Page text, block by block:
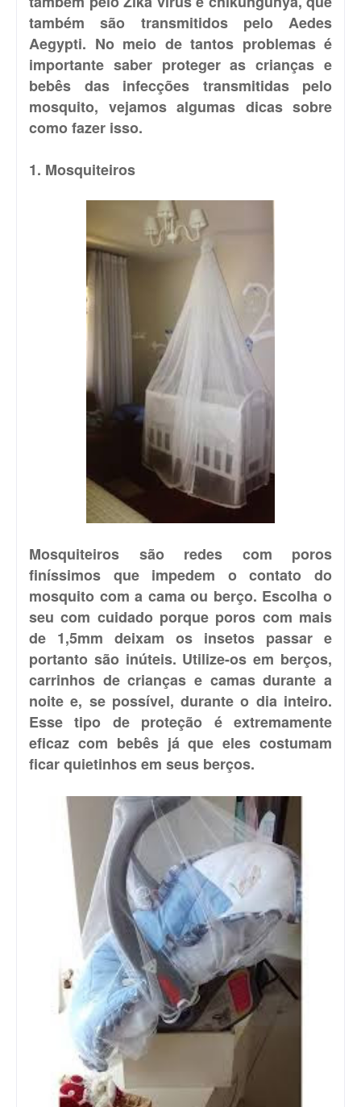
também são transmitidos pelo Aedes
Aegypti. No meio de tantos problemas é
importante saber proteger as crianças e
bebês das infecções transmitidas pelo
mosquito, vejamos algumas dicas sobre
como fazer isso.
1. Mosquiteiros
Mosquiteiros são redes com poros
finíssimos que impedem o contato do
mosquito com a cama ou berço. Escolha o
seu com cuidado porque poros com mais
de 1,5mm deixam os insetos passar e
portanto são inúteis. Utilize-os em berços,
carrinhos de crianças e camas durante a
noite e, se possível, durante o dia inteiro.
Esse tipo de proteção é extremamente
eficaz com bebês já que eles costumam
ficar quietinhos em seus berços.